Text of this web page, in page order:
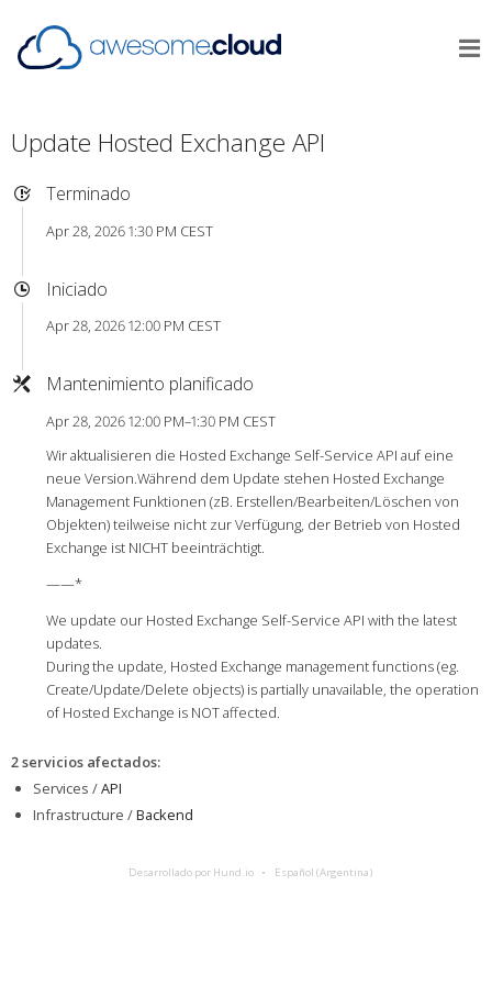
Update Hosted Exchange API
Terminado
Apr 28, 2026 1:30 PM CEST
Iniciado
Apr 28, 2026 12:00 PM CEST
Mantenimiento planificado
Apr 28, 2026 12:00 PM–1:30 PM CEST
Wir aktualisieren die Hosted Exchange Self-Service API auf eine
neue Version.Während dem Update stehen Hosted Exchange
Management Funktionen (zB. Erstellen/Bearbeiten/Löschen von
Objekten) teilweise nicht zur Verfügung, der Betrieb von Hosted
Exchange ist NICHT beeinträchtigt.
——*
We update our Hosted Exchange Self-Service API with the latest
updates.
During the update, Hosted Exchange management functions (eg.
Create/Update/Delete objects) is partially unavailable, the operation
of Hosted Exchange is NOT affected.
2 servicios afectados:
Services /API
Infrastructure /Backend
Desarrollado por Hund.io Español (Argentina)